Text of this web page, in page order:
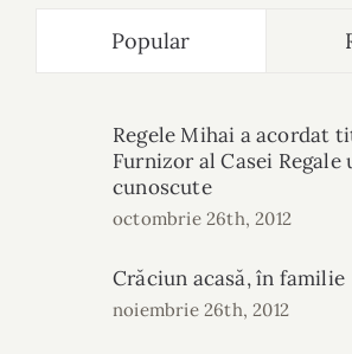
Popular
Regele Mihai a acordat
Furnizor al Casei
cunoscute
octombrie 26th, 2012
Crăciun acasă, în familie
noiembrie 26th, 2012